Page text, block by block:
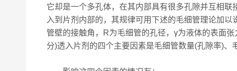
它却是一个多孔体，在其内部具有很多孔隙并互相
入到片剂内部的，其规律可用下述的毛细管理论加
管壁的接触角，R为毛细管的孔径，γ为液体的表面
分)透入片剂的四个主要因素是毛细管数量(孔隙率)、